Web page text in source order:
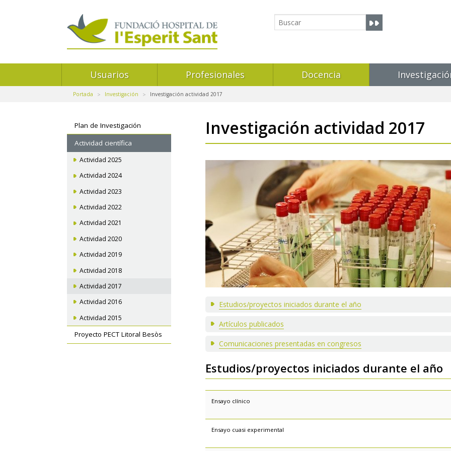
Navegación
principal
Usuarios Profesionales Docencia
Portada Investigación Investigación actividad 2017
Investigación actividad 2017
Estudios/proyectos iniciados durante el año
Artículos publicados
Comunicaciones presentadas en congresos
Estudios/proyectos iniciados durante el año
Ensayo clínico
Ensayo cuasi experimental
Navegación
secundaria
Plan de Investigación
Actividad científica
Actividad 2025
Actividad 2024
Actividad 2023
Actividad 2022
Actividad 2021
Actividad 2020
Actividad 2019
Actividad 2018
Actividad 2017
Actividad 2016
Actividad 2015
Proyecto PECT Litoral Besòs